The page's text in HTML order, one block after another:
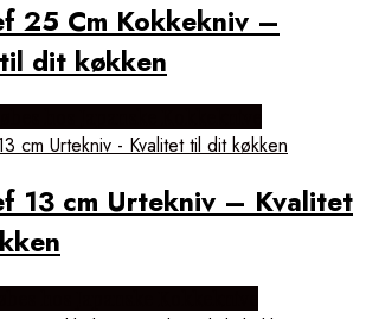
25 Cm Kokkekniv –
dit køkken
13 cm Urtekniv – Kvalitet